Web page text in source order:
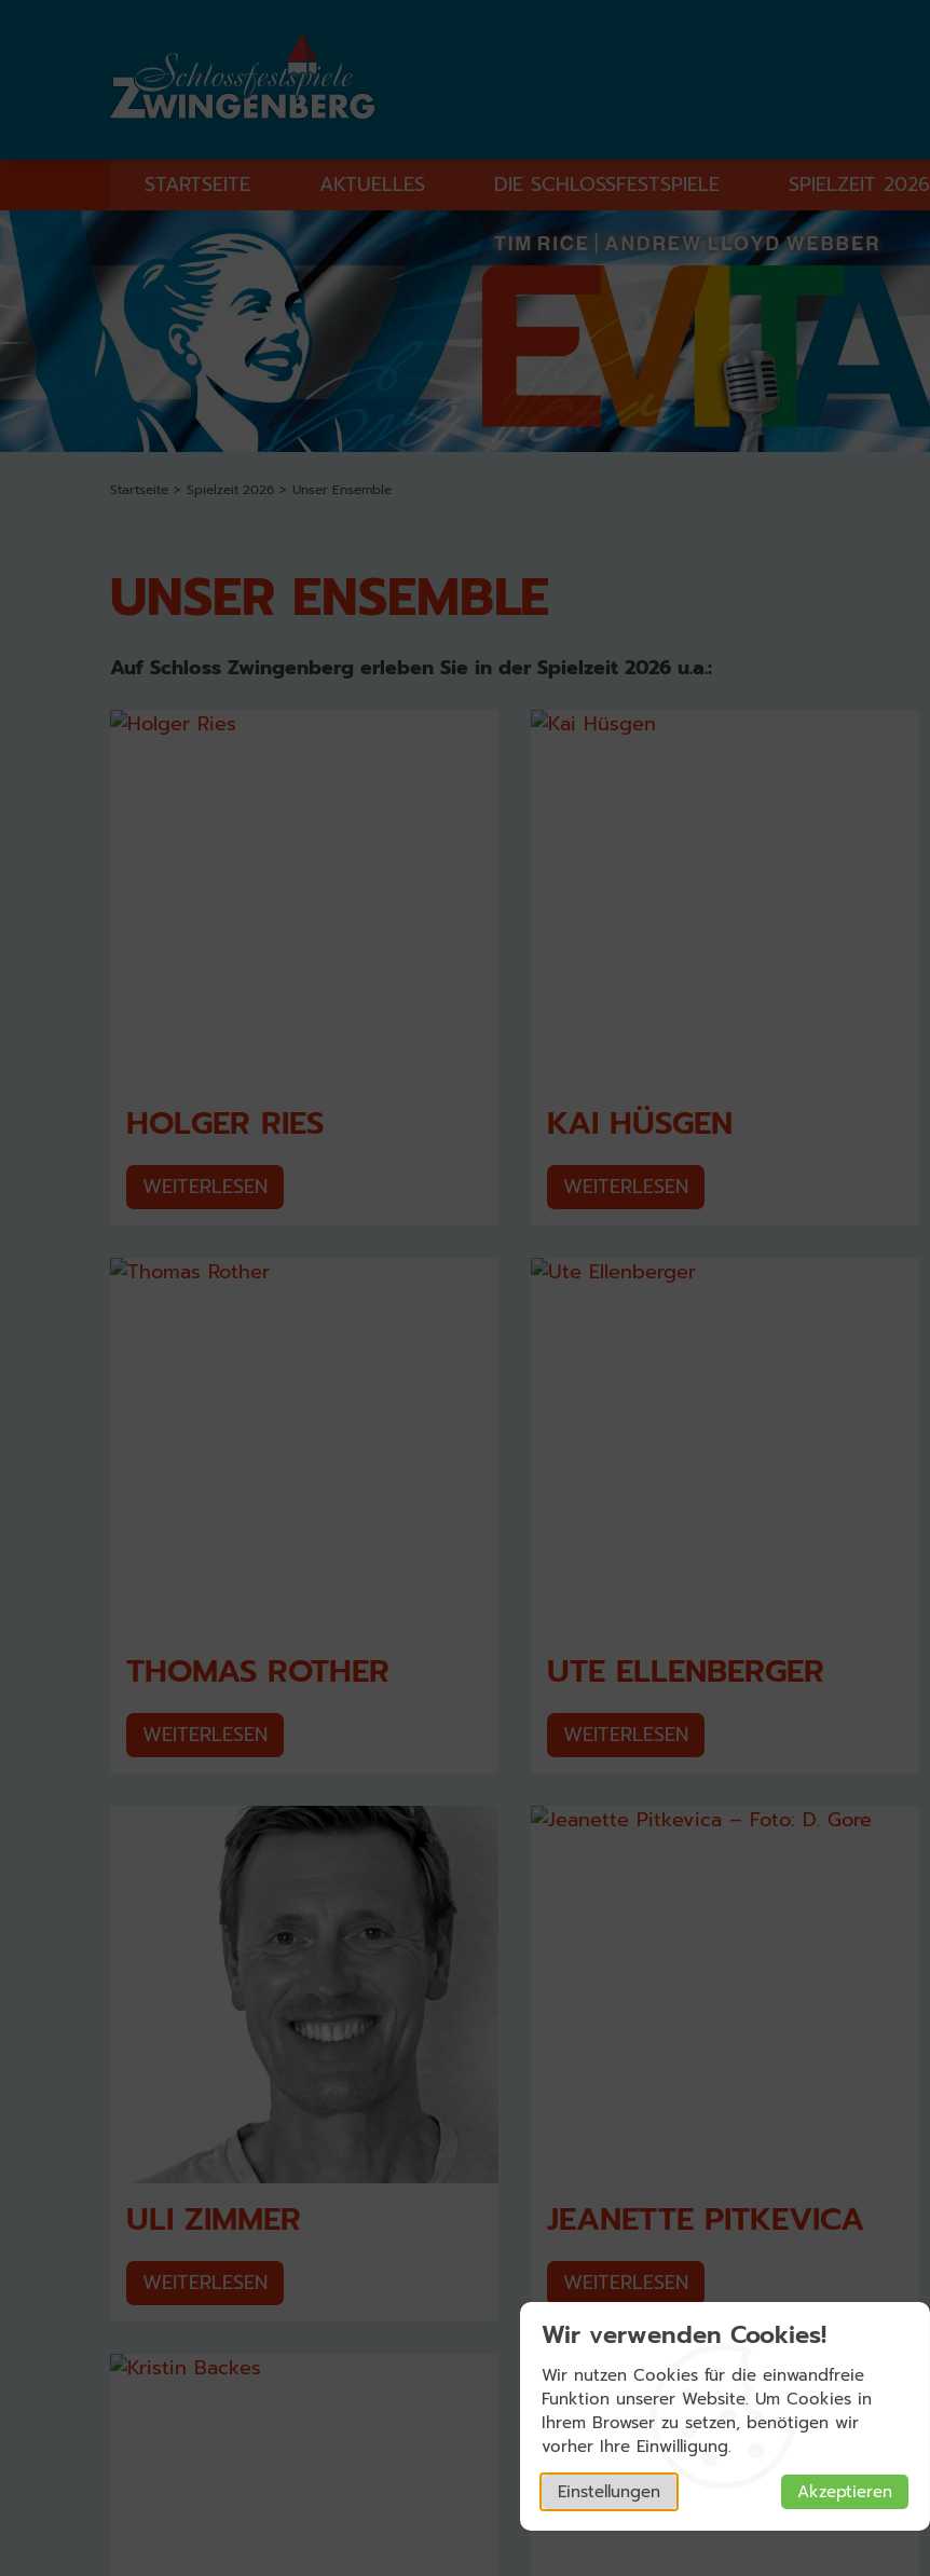
Wir verwenden Cookies!
Wir nutzen Cookies für die einwandfreie
Funktion unserer Website. Um Cookies in
Ihrem Browser zu setzen, benötigen wir
vorher Ihre Einwilligung.
Einstellungen
Akzeptieren
STARTSEITE AKTUELLES DIE SCHLOSSFESTSPIELE SPIELZEIT 2026
Startseite Spielzeit 2026 Unser Ensemble
UNSER ENSEMBLE
Auf Schloss Zwingenberg erleben Sie in der Spielzeit 2026 u.a.:
HOLGER RIES
WEITERLESEN
KAI HÜSGEN
WEITERLESEN
THOMAS ROTHER
WEITERLESEN
UTE ELLENBERGER
WEITERLESEN
ULI ZIMMER
WEITERLESEN
JEANETTE PITKEVICA
WEITERLESEN